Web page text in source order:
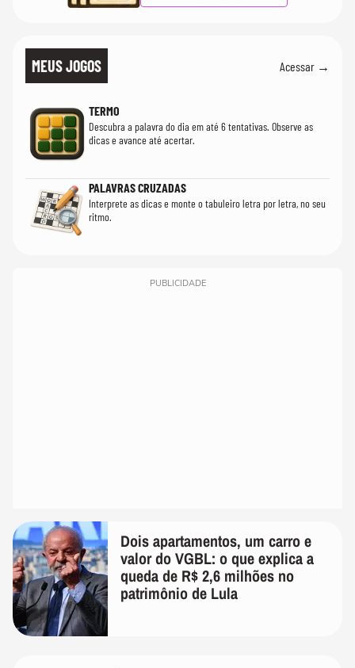
MEUS JOGOS Acessar →
TERMO
Descubra a palavra do dia em até 6 tentativas. Observe as
dicas e avance até acertar.
PALAVRAS CRUZADAS
Interprete as dicas e monte o tabuleiro letra por letra, no seu
ritmo.
PUBLICIDADE
Dois apartamentos, um carro e
valor do VGBL: o que explica a
queda de R$ 2,6 milhões no
patrimônio de Lula